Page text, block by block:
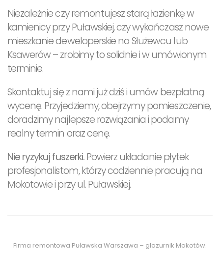
Niezależnie czy remontujesz starą łazienkę w
kamienicy przy Puławskiej, czy wykańczasz nowe
mieszkanie deweloperskie na Służewcu lub
Ksawerów – zrobimy to solidnie i w umówionym
terminie.
Skontaktuj się z nami już dziś i umów bezpłatną
wycenę. Przyjedziemy, obejrzymy pomieszczenie,
doradzimy najlepsze rozwiązania i podamy
realny termin oraz cenę.
Nie ryzykuj fuszerki.Powierz układanie płytek
profesjonalistom, którzy codziennie pracują na
Mokotowie i przy ul. Puławskiej.
Firma remontowa Puławska Warszawa – glazurnik Mokotów.